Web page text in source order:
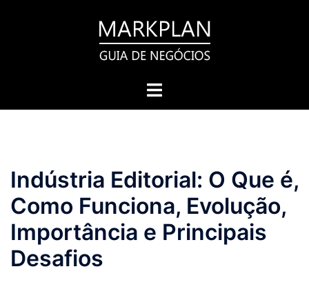
Toggle
Indústria Editorial: O Que é,
Como Funciona, Evolução,
Importância e Principais
Desafios